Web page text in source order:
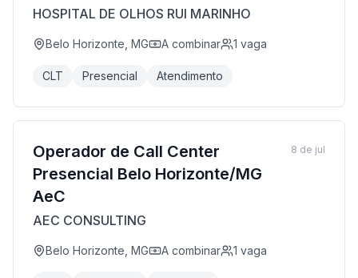
HOSPITAL DE OLHOS RUI MARINHO
Belo Horizonte, MG A combinar 1 vaga
CLT Presencial Atendimento
Operador de Call Center
Presencial Belo Horizonte/MG
AeC
AEC CONSULTING
Belo Horizonte, MG A combinar 1 vaga
8 de jul